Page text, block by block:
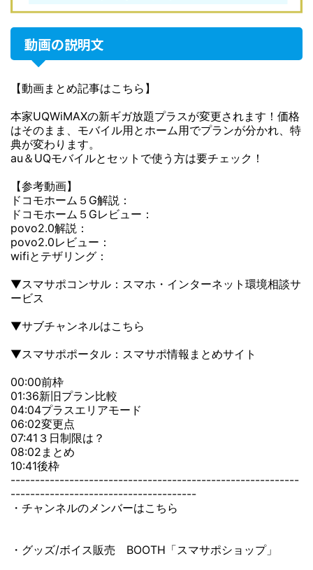
動画の説明文
【動画まとめ記事はこちら】
本家UQWiMAXの新ギガ放題プラスが変更されます！価格
はそのまま、モバイル用とホーム用でプランが分かれ、特
典が変わります。
au＆UQモバイルとセットで使う方は要チェック！
【参考動画】
ドコモホーム５G解説：
ドコモホーム５Gレビュー：
povo2.0解説：
povo2.0レビュー：
wifiとテザリング：
▼スマサポコンサル：スマホ・インターネット環境相談サ
ービス
▼サブチャンネルはこちら
▼スマサポポータル：スマサポ情報まとめサイト
00:00前枠
01:36新旧プラン比較
04:04プラスエリアモード
06:02変更点
07:41３日制限は？
08:02まとめ
10:41後枠
-----------------------------------------------------------
--------------------------------------
・チャンネルのメンバーはこちら
・グッズ/ボイス販売 BOOTH「スマサポショップ」